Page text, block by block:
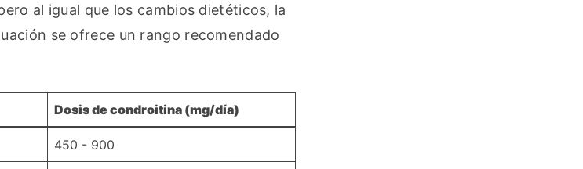
al igual que los cambios dietéticos, la
se ofrece un rango recomendado
Dosis de condroitina (mg/día)
450 - 900